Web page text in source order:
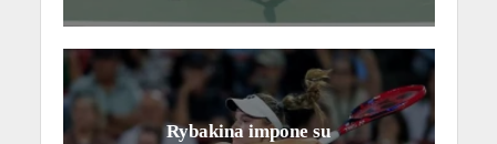
Rybakina impone su